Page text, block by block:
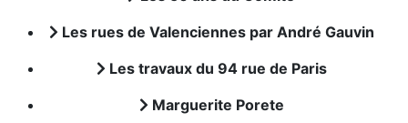
Les rues de Valenciennes par André Gauvin
Les travaux du 94 rue de Paris
Marguerite Porete